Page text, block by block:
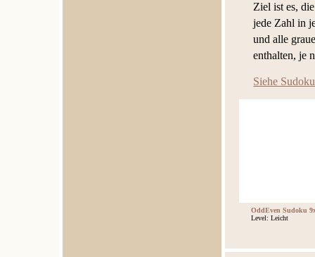
Ziel ist es,
jede Zahl in
und alle
enthalten, je
Siehe
OddEven Sudoku
Level: Leicht